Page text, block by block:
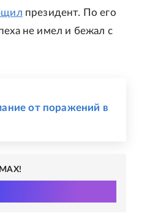
президент. По его
не имел и бежал с
от поражений в